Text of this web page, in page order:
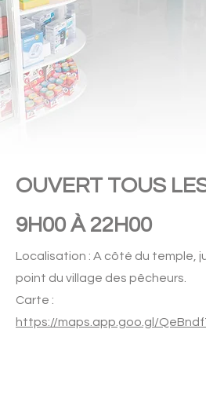
OUVERT TOUS
9H00 À 22H00
Localisation : A côté du temple,
point du village des pêcheurs.
Carte :
https://maps.app.goo.gl/